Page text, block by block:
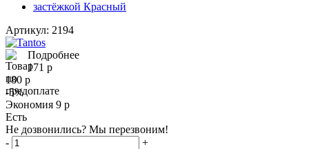
Артикул: 2194
Подробнее
171 р
180 р
-5%
Экономия 9 р
Есть
Не дозвонились? Мы перезвоним!
-
+